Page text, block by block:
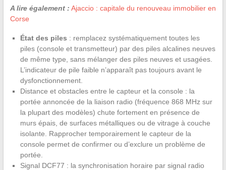
A lire également : Ajaccio : capitale du renouveau immobilier en
Corse
État des piles : remplacez systématiquement toutes les
piles (console et transmetteur) par des piles alcalines neuves
de même type, sans mélanger des piles neuves et usagées.
L’indicateur de pile faible n’apparaît pas toujours avant le
dysfonctionnement.
Distance et obstacles entre le capteur et la console : la
portée annoncée de la liaison radio (fréquence 868 MHz sur
la plupart des modèles) chute fortement en présence de
murs épais, de surfaces métalliques ou de vitrage à couche
isolante. Rapprocher temporairement le capteur de la
console permet de confirmer ou d’exclure un problème de
portée.
Signal DCF77 : la synchronisation horaire par signal radio